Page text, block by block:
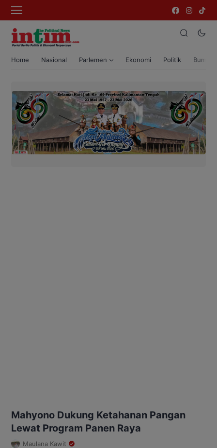
Home Nasional Parlemen Ekonomi Politik Bumi
Mahyono Dukung Ketahanan Pangan
Lewat Program Panen Raya
Maulana Kawit